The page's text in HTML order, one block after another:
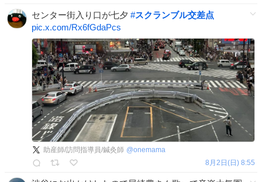
センター街入り口が七夕 #スクランブル交差点
pic.x.com/Rx6fGdaPcs
助産師/訪問指導員/鍼灸師 @onemama
8月2日(日) 8:55